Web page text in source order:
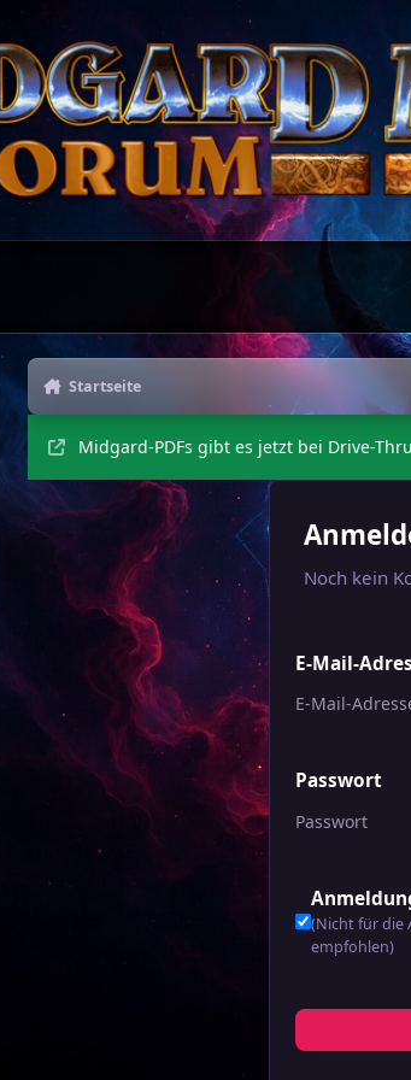
Startseite
Midgard-PDFs gibt es jetzt bei Drive-Thru
Noch kein
E-Mail-
Passwort
(Nicht für die
empfohlen)